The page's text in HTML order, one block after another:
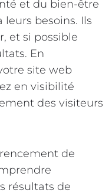
et du bien-être
besoins. Ils
et si possible
En
site web
en visibilité
des visiteurs
de
résultats de